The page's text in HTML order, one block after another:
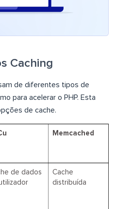
Caching
de diferentes tipos de
para acelerar o PHP. Esta
de cache.
Memcached
de dados
Cache
distribuída